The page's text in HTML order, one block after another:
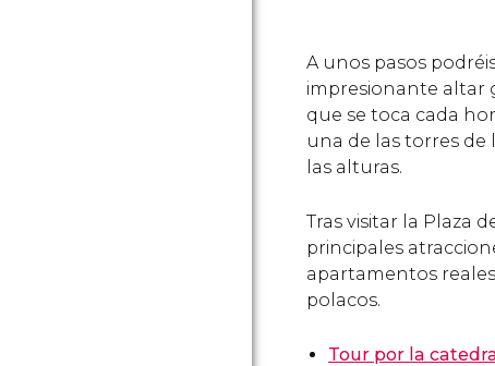
A unos pasos
impresionante altar
que se toca cada
una de las torres de
las alturas.
Tras visitar la Plaza
principales
apartamentos
polacos.
Tour por la